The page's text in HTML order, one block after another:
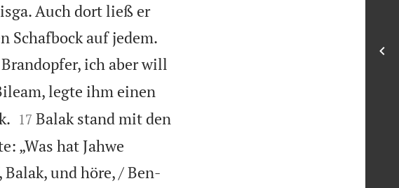
Auch dort ließ er
Schafbock auf jedem.
ich aber will
legte ihm einen

17 Balak stand mit den
„Was hat Jahwe
und höre, / Ben-